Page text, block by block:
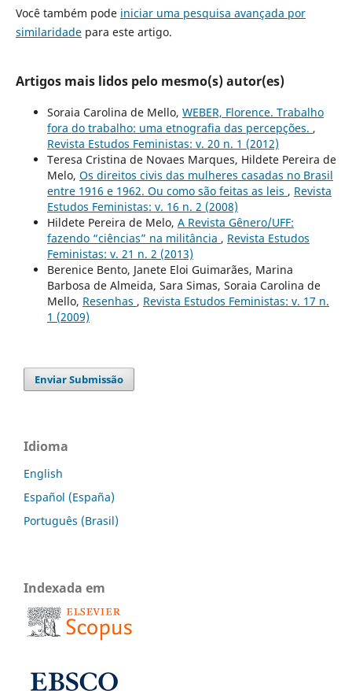
Você também pode iniciar uma pesquisa avançada por
similaridadepara este artigo.
Artigos mais lidos pelo mesmo(s) autor(es)
Soraia Carolina de Mello, WEBER, Florence. Trabalho
fora do trabalho: uma etnografia das percepções. ,
Revista Estudos Feministas: v. 20 n. 1 (2012)
Teresa Cristina de Novaes Marques, Hildete Pereira de
Melo, Os direitos civis das mulheres casadas no Brasil
entre 1916 e 1962. Ou como são feitas as leis , Revista
Estudos Feministas: v. 16 n. 2 (2008)
Hildete Pereira de Melo, A Revista Gênero/UFF:
fazendo “ciências” na militância , Revista Estudos
Feministas: v. 21 n. 2 (2013)
Berenice Bento, Janete Eloi Guimarães, Marina
Barbosa de Almeida, Sara Simas, Soraia Carolina de
Mello, Resenhas , Revista Estudos Feministas: v. 17 n.
1 (2009)
Enviar Submissão
Idioma
English
Español (España)
Português (Brasil)
Indexada em